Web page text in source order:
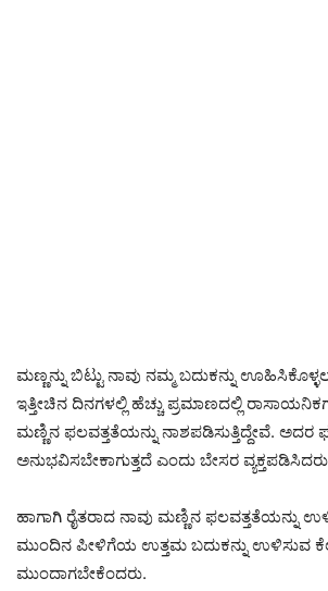
ಮಣ್ಣನ್ನು ಬಿಟ್ಟು ನಾವು ನಮ್ಮ ಬದುಕನ್ನು
ಇತ್ತೀಚಿನ ದಿನಗಳಲ್ಲಿ ಹೆಚ್ಚು ಪ್ರಮಾಣದಲ್ಲಿ
ಮಣ್ಣಿನ ಫಲವತ್ತತೆಯನ್ನು ನಾಶಪಡಿಸುತ್ತಿದ್ದೇವೆ. ಅದರ
ಅನುಭವಿಸಬೇಕಾಗುತ್ತದೆ ಎಂದು ಬೇಸರ
ಹಾಗಾಗಿ ರೈತರಾದ ನಾವು ಮಣ್ಣಿನ ಫಲವತ್ತತೆಯನ್ನು
ಮುಂದಿನ ಪೀಳಿಗೆಯ ಉತ್ತಮ ಬದುಕನ್ನು ಉಳಿಸುವ
ಮುಂದಾಗಬೇಕೆಂದರು.